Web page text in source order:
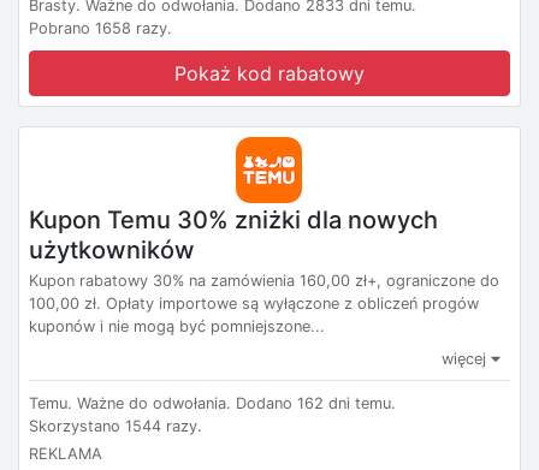
Brasty. Ważne do odwołania. Dodano 2833 dni temu.
Pobrano 1658 razy.
Pokaż kod rabatowy
Kupon Temu 30% zniżki dla nowych
użytkowników
Kupon rabatowy 30% na zamówienia 160,00 zł+, ograniczone do
100,00 zł. Opłaty importowe są wyłączone z obliczeń progów
kuponów i nie mogą być pomniejszone...
więcej
Temu. Ważne do odwołania. Dodano 162 dni temu.
Skorzystano 1544 razy.
REKLAMA